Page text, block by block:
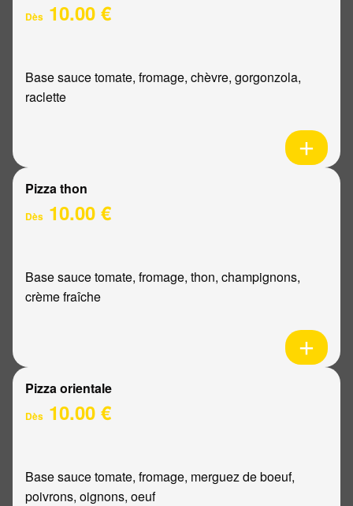
Dès 10.00 €
Base sauce tomate, fromage, chèvre, gorgonzola,
raclette
Pizza thon
Dès 10.00 €
Base sauce tomate, fromage, thon, champignons,
crème fraîche
Pizza orientale
Dès 10.00 €
Base sauce tomate, fromage, merguez de boeuf,
poivrons, oignons, oeuf